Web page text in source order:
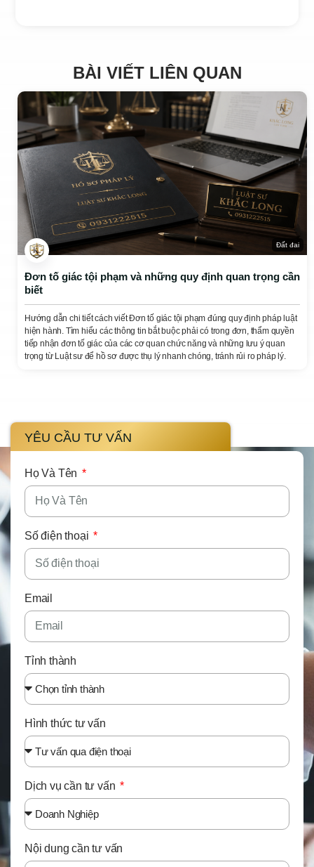
BÀI VIẾT LIÊN QUAN
Đất đai
Đơn tố giác tội phạm và những quy định quan trọng cần
biết
Hướng dẫn chi tiết cách viết Đơn tố giác tội phạm đúng quy định pháp luật
hiện hành. Tìm hiểu các thông tin bắt buộc phải có trong đơn, thẩm quyền
tiếp nhận đơn tố giác của các cơ quan chức năng và những lưu ý quan
trọng từ Luật sư để hồ sơ được thụ lý nhanh chóng, tránh rủi ro pháp lý.
YÊU CẦU TƯ VẤN
Họ Và Tên
Số điện thoại
Email
Tỉnh thành
Hình thức tư vấn
Dịch vụ cần tư vấn
Nội dung cần tư vấn